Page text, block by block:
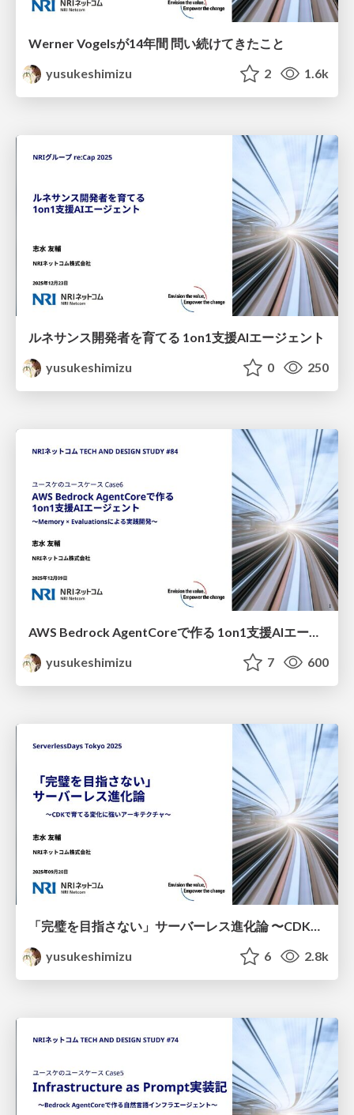
Werner Vogelsが14年間 問い続けてきたこと
yusukeshimizu
2 1.6k
ルネサンス開発者を育てる 1on1支援AIエージェント
yusukeshimizu
0 250
yusukeshimizu
7 600
「完璧を目指さない」サーバーレス進化論 〜CDKで育てる変化に強いアーキテクチャ〜
yusukeshimizu
6 2.8k